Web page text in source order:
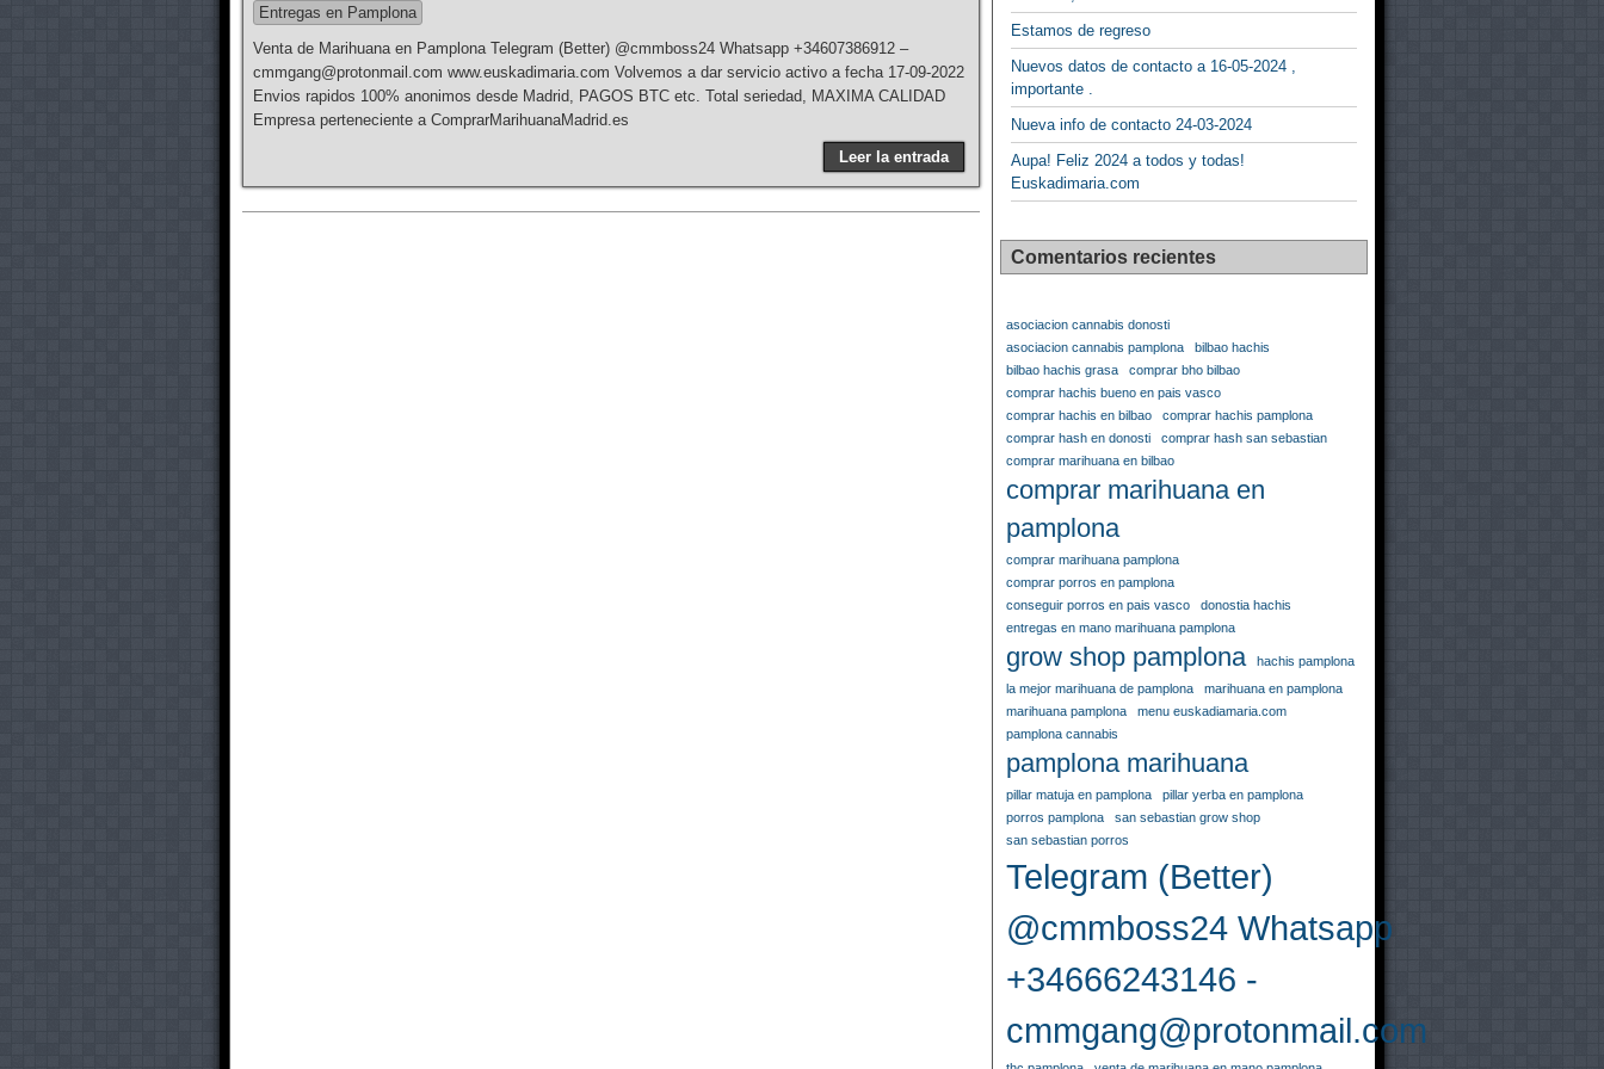
Entregas en Pamplona
Venta de Marihuana en Pamplona Telegram (Better) @cmmboss24 Whatsapp +34607386912 –
cmmgang@protonmail.com www.euskadimaria.com Volvemos a dar servicio activo a fecha 17-09-2022
Envios rapidos 100% anonimos desde Madrid, PAGOS BTC etc. Total seriedad, MAXIMA CALIDAD
Empresa perteneciente a ComprarMarihuanaMadrid.es
Leer la entrada
Estamos de regreso
Nuevos datos de contacto a 16-05-2024 ,
importante .
Nueva info de contacto 24-03-2024
Aupa! Feliz 2024 a todos y todas!
Euskadimaria.com
Comentarios recientes
asociacion cannabis donosti
asociacion cannabis pamplona
bilbao hachis
bilbao hachis grasa
comprar bho bilbao
comprar hachis bueno en pais vasco
comprar hachis en bilbao
comprar hachis pamplona
comprar hash en donosti
comprar hash san sebastian
comprar marihuana en bilbao
comprar marihuana en
pamplona
comprar marihuana pamplona
comprar porros en pamplona
conseguir porros en pais vasco
donostia hachis
entregas en mano marihuana pamplona
grow shop pamplona
hachis pamplona
la mejor marihuana de pamplona
marihuana en pamplona
marihuana pamplona
menu euskadiamaria.com
pamplona cannabis
pamplona marihuana
pillar matuja en pamplona
pillar yerba en pamplona
porros pamplona
san sebastian grow shop
san sebastian porros
Telegram (Better)
@cmmboss24 Whatsapp
+34666243146 -
cmmgang@protonmail.com